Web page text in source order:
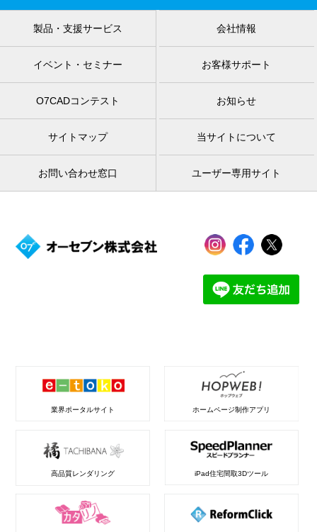
製品・支援サービス 会社情報
イベント・セミナー お客様サポート
O7CADコンテスト お知らせ
サイトマップ 当サイトについて
お問い合わせ窓口 ユーザー専用サイト
業界ポータルサイト ホームページ制作アプリ
高品質レンダリング iPad住宅間取3Dツール